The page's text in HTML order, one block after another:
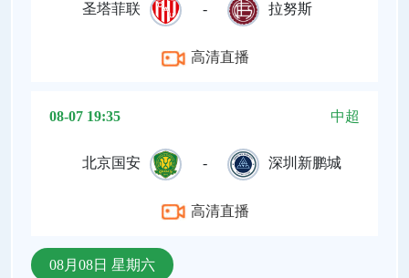
圣塔菲联 - 拉努斯
高清直播
08-07 19:35 中超
北京国安 - 深圳新鹏城
高清直播
08月08日 星期六